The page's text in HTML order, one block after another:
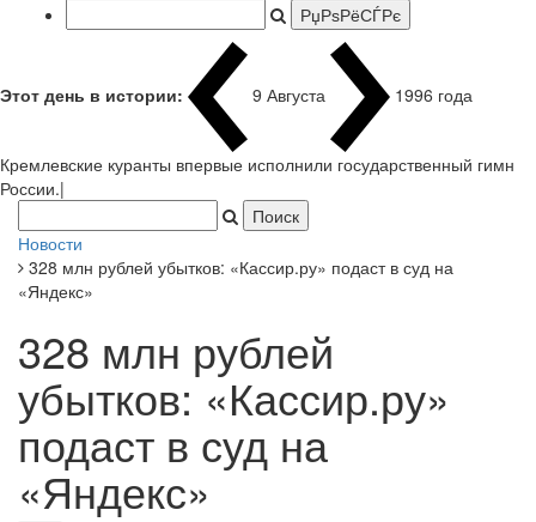
Этот день в истории: 9 Августа 1996 года
Кремлевские куранты впервые исполнили государственный гимн
России.|
Новости
328 млн рублей убытков: «Кассир.ру» подаст в суд на
«Яндекс»
328 млн рублей
убытков: «Кассир.ру»
подаст в суд на
«Яндекс»